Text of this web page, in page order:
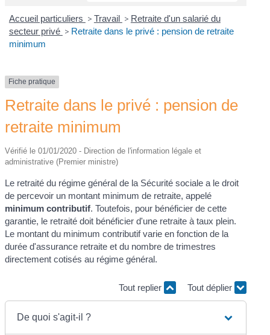
Accueil particuliers > Travail > Retraite d'un salarié du
secteur privé > Retraite dans le privé : pension de retraite
minimum
Fiche pratique
Retraite dans le privé : pension de
retraite minimum
Vérifié le 01/01/2020 - Direction de l'information légale et
administrative (Premier ministre)
Le retraité du régime général de la Sécurité sociale a le droit
de percevoir un montant minimum de retraite, appelé
minimum contributif. Toutefois, pour bénéficier de cette
garantie, le retraité doit bénéficier d'une retraite à taux plein.
Le montant du minimum contributif varie en fonction de la
durée d'assurance retraite et du nombre de trimestres
directement cotisés au régime général.
Tout replier Tout déplier
De quoi s'agit-il ?